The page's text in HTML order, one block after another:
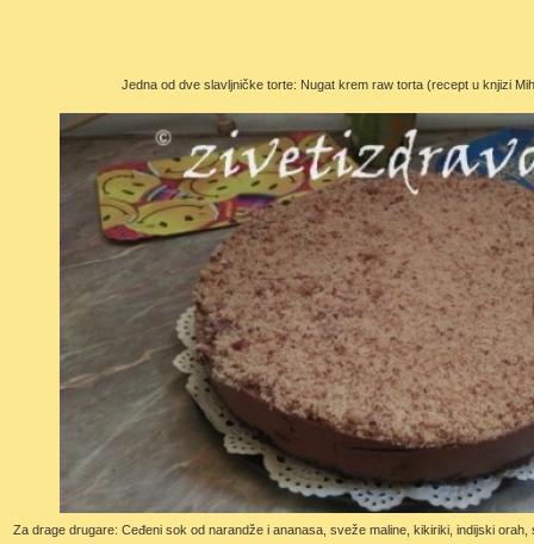
Jedna od dve slavljničke torte: Nugat krem raw torta (recept u knjizi
Za drage drugare: Ceđeni sok od narandže i ananasa, sveže maline, kikiriki, indijski